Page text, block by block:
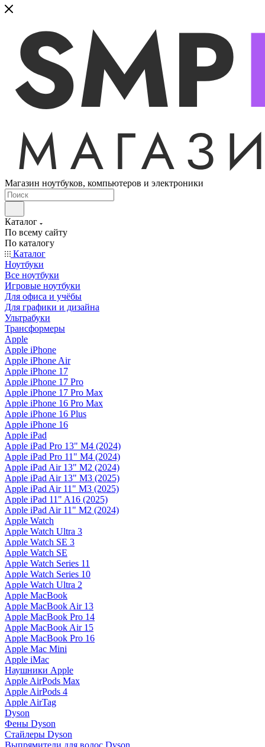
Магазин ноутбуков, компьютеров и электроники
Каталог
По всему сайту
По каталогу
Каталог
Ноутбуки
Все ноутбуки
Игровые ноутбуки
Для офиса и учёбы
Для графики и дизайна
Ультрабуки
Трансформеры
Apple
Apple iPhone
Apple iPhone Air
Apple iPhone 17
Apple iPhone 17 Pro
Apple iPhone 17 Pro Max
Apple iPhone 16 Pro Max
Apple iPhone 16 Plus
Apple iPhone 16
Apple iPad
Apple iPad Pro 13" M4 (2024)
Apple iPad Pro 11" M4 (2024)
Apple iPad Air 13" M2 (2024)
Apple iPad Air 13" M3 (2025)
Apple iPad Air 11" M3 (2025)
Apple iPad 11" A16 (2025)
Apple iPad Air 11" M2 (2024)
Apple Watch
Apple Watch Ultra 3
Apple Watch SE 3
Apple Watch SE
Apple Watch Series 11
Apple Watch Series 10
Apple Watch Ultra 2
Apple MacBook
Apple MacBook Air 13
Apple MacBook Pro 14
Apple MacBook Air 15
Apple MacBook Pro 16
Apple Mac Mini
Apple iMac
Наушники Apple
Apple AirPods Max
Apple AirPods 4
Apple AirTag
Dyson
Фены Dyson
Стайлеры Dyson
Выпрямители для волос Dyson